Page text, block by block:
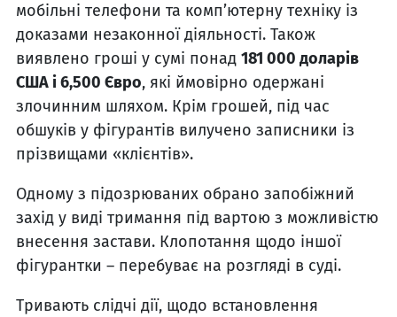
мобільні телефони та комп’ютерну техніку із
доказами незаконної діяльності. Також
виявлено гроші у сумі понад 181 000 доларів
США і 6,500 Євро, які ймовірно одержані
злочинним шляхом. Крім грошей, під час
обшуків у фігурантів вилучено записники із
прізвищами «клієнтів».
Одному з підозрюваних обрано запобіжний
захід у виді тримання під вартою з можливістю
внесення застави. Клопотання щодо іншої
фігурантки – перебуває на розгляді в суді.
Тривають слідчі дії, щодо встановлення